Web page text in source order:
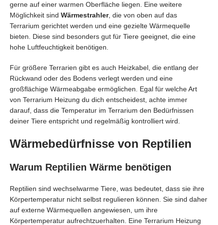
gerne auf einer warmen Oberfläche liegen. Eine weitere
Möglichkeit sind Wärmestrahler, die von oben auf das
Terrarium gerichtet werden und eine gezielte Wärmequelle
bieten. Diese sind besonders gut für Tiere geeignet, die eine
hohe Luftfeuchtigkeit benötigen.
Für größere Terrarien gibt es auch Heizkabel, die entlang der
Rückwand oder des Bodens verlegt werden und eine
großflächige Wärmeabgabe ermöglichen. Egal für welche Art
von Terrarium Heizung du dich entscheidest, achte immer
darauf, dass die Temperatur im Terrarium den Bedürfnissen
deiner Tiere entspricht und regelmäßig kontrolliert wird.
Wärmebedürfnisse von Reptilien
Warum Reptilien Wärme benötigen
Reptilien sind wechselwarme Tiere, was bedeutet, dass sie ihre
Körpertemperatur nicht selbst regulieren können. Sie sind daher
auf externe Wärmequellen angewiesen, um ihre
Körpertemperatur aufrechtzuerhalten. Eine Terrarium Heizung